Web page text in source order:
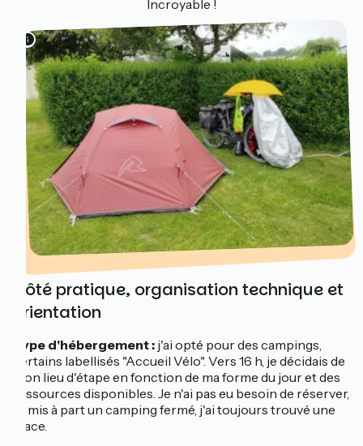
Incroyable !
Côté pratique, organisation technique et
orientation
Type d'hébergement : j'ai opté pour des campings,
certains labellisés "Accueil Vélo". Vers 16 h, je décidais de
mon lieu d'étape en fonction de ma forme du jour et des
ressources disponibles. Je n'ai pas eu besoin de réserver,
et mis à part un camping fermé, j'ai toujours trouvé une
place.